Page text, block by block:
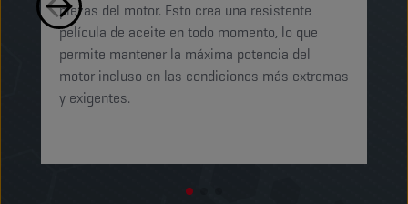
piezas del motor. Esto crea una resistente
película de aceite en todo momento, lo que
permite mantener la máxima potencia del
motor incluso en las condiciones más extremas
y exigentes.